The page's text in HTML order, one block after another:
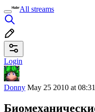
All streams
Login
Donny May 25 2010 at 08:31